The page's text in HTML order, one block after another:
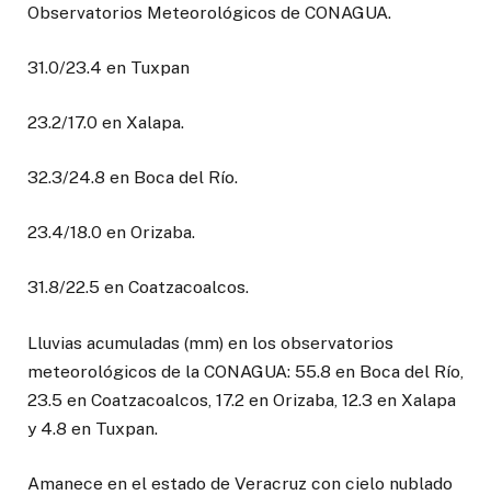
Observatorios Meteorológicos de CONAGUA.
31.0/23.4 en Tuxpan
23.2/17.0 en Xalapa.
32.3/24.8 en Boca del Río.
23.4/18.0 en Orizaba.
31.8/22.5 en Coatzacoalcos.
Lluvias acumuladas (mm) en los observatorios
meteorológicos de la CONAGUA: 55.8 en Boca del Río,
23.5 en Coatzacoalcos, 17.2 en Orizaba, 12.3 en Xalapa
y 4.8 en Tuxpan.
Amanece en el estado de Veracruz con cielo nublado